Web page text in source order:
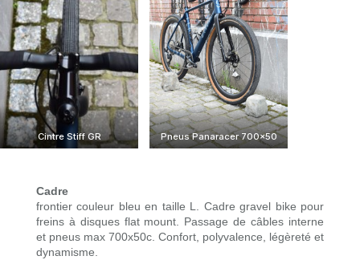
Cintre Stiff GR Pneus Panaracer 700×50
Cadre
frontier couleur bleu en taille L. Cadre gravel bike pour
freins à disques flat mount. Passage de câbles interne
et pneus max 700x50c. Confort, polyvalence, légèreté et
dynamisme.